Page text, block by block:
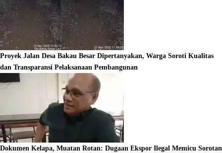
Proyek Jalan Desa Bakau Besar Dipertanyakan, Warga Soroti Kualitas
dan Transparansi Pelaksanaan Pembangunan
Dokumen Kelapa, Muatan Rotan: Dugaan Ekspor Ilegal Memicu Sorotan